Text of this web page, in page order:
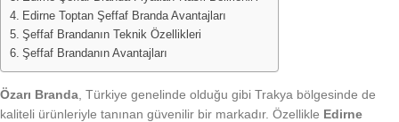
Edirne Toptan Şeffaf Branda Avantajları
Şeffaf Brandanın Teknik Özellikleri
Şeffaf Brandanın Avantajları
Özarı Branda , Türkiye genelinde olduğu gibi Trakya bölgesinde de
kaliteli ürünleriyle tanınan güvenilir bir markadır. Özellikle Edirne